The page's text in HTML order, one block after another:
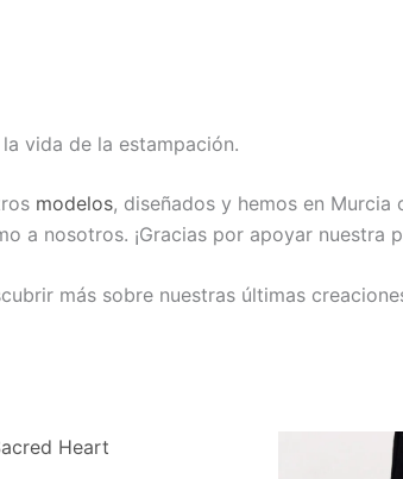
vida de la estampación.
modelos, diseñados y hemos en
a nosotros. ¡Gracias por apoyar nuestra
más sobre nuestras últimas